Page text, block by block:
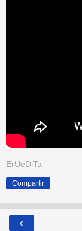
ErUeDiTa
Compartir
‹